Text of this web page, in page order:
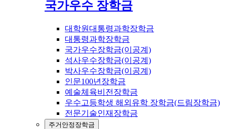
국가우수 장학금
대학원대통령과학장학금
대통령과학장학금
국가우수장학금(이공계)
석사우수장학금(이공계)
박사우수장학금(이공계)
인문100년장학금
예술체육비전장학금
우수고등학생 해외유학 장학금(드림장학금)
전문기술인재장학금
주거안정장학금